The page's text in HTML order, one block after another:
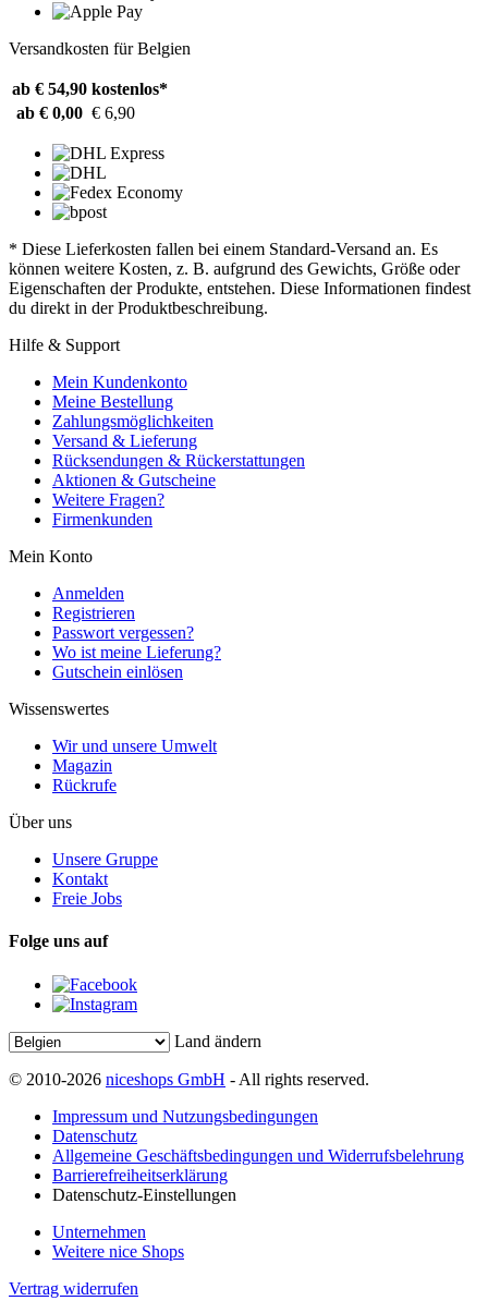
Versandkosten für Belgien
ab € 54,90 kostenlos*
ab € 0,00 € 6,90
* Diese Lieferkosten fallen bei einem Standard-Versand an. Es
können weitere Kosten, z. B. aufgrund des Gewichts, Größe oder
Eigenschaften der Produkte, entstehen. Diese Informationen findest
du direkt in der Produktbeschreibung.
Hilfe & Support
Mein Kundenkonto
Meine Bestellung
Zahlungsmöglichkeiten
Versand & Lieferung
Rücksendungen & Rückerstattungen
Aktionen & Gutscheine
Weitere Fragen?
Firmenkunden
Mein Konto
Anmelden
Registrieren
Passwort vergessen?
Wo ist meine Lieferung?
Gutschein einlösen
Wissenswertes
Wir und unsere Umwelt
Magazin
Rückrufe
Über uns
Unsere Gruppe
Kontakt
Freie Jobs
Folge uns auf
Land ändern
© 2010-2026 niceshops GmbH - All rights reserved.
Impressum und Nutzungsbedingungen
Datenschutz
Allgemeine Geschäftsbedingungen und Widerrufsbelehrung
Barrierefreiheitserklärung
Datenschutz-Einstellungen
Unternehmen
Weitere nice Shops
Vertrag widerrufen